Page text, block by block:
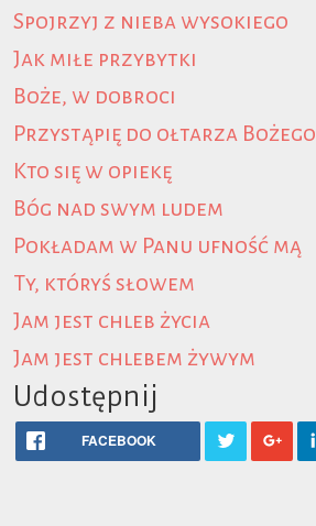
Spojrzyj z nieba wysokiego
Jak miłe przybytki
Boże, w dobroci
Przystąpię do ołtarza Bożego
Kto się w opiekę
Bóg nad swym ludem
Pokładam w Panu ufność mą
Ty, któryś słowem
Jam jest chleb życia
Jam jest chlebem żywym
Udostępnij
FACEBOOK